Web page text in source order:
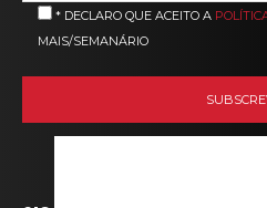
* DECLARO QUE ACEITO A
MAIS/SEMANÁRIO